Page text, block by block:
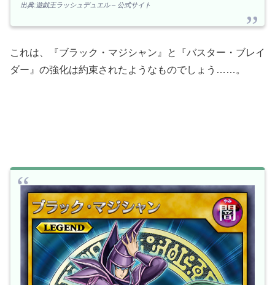
出典:遊戯王ラッシュデュエル – 公式サイト
これは、『ブラック・マジシャン』と『バスター・ブレイ
ダー』の強化は約束されたようなものでしょう……。